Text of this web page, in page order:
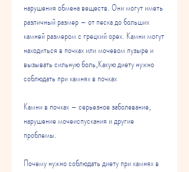
нарушения обмена веществ. Они могут иметь
различный размер – от песка до больших
камней размером с грецкий орех. Камни могут
находиться в почках или мочевом пузыре и
вызывать сильную боль,Какую диету нужно
соблюдать при камнях в почках
Камни в почках – серьезное заболевание,
нарушение мочеиспускания и другие
проблемы.
Почему нужно соблюдать диету при камнях в